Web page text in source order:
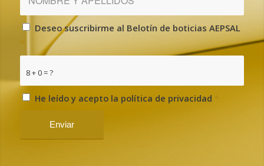
Deseo suscribirme al Belotín de boticias AEPSAL
*
8 + 0 = ?
He leído y acepto la política de privacidad